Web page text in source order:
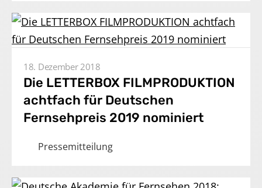
18. Dezember 2018
Die LETTERBOX FILMPRODUKTION
achtfach für Deutschen
Fernsehpreis 2019 nominiert
Pressemitteilung